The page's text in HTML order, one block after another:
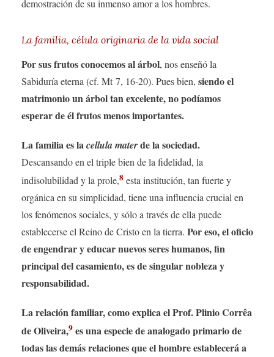
demostración de su inmenso amor a los hombres.
La familia, célula originaria de la vida social
Por sus frutos conocemos al árbol, nos enseñó la
Sabiduría eterna (cf. Mt 7, 16-20). Pues bien, siendo el
matrimonio un árbol tan excelente, no podíamos
esperar de él frutos menos importantes.
La familia es la cellula materde la sociedad.
Descansando en el triple bien de la fidelidad, la
indisolubilidad y la prole,8esta institución, tan fuerte y
orgánica en su simplicidad, tiene una influencia crucial en
los fenómenos sociales, y sólo a través de ella puede
establecerse el Reino de Cristo en la tierra. Por eso, el oficio
de engendrar y educar nuevos seres humanos, fin
principal del casamiento, es de singular nobleza y
responsabilidad.
La relación familiar, como explica el Prof. Plinio Corrêa
de Oliveira,9es una especie de analogado primario de
todas las demás relaciones que el hombre establecerá a